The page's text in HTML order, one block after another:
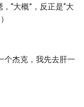
“大概”，反正是“大
个杰克，我先去肝一